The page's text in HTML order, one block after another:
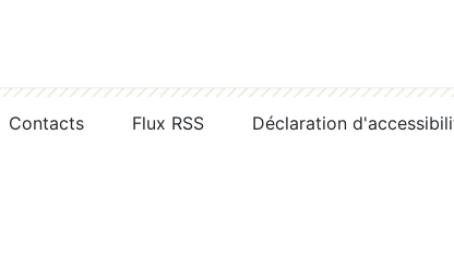
Contacts Flux RSS Déclaration